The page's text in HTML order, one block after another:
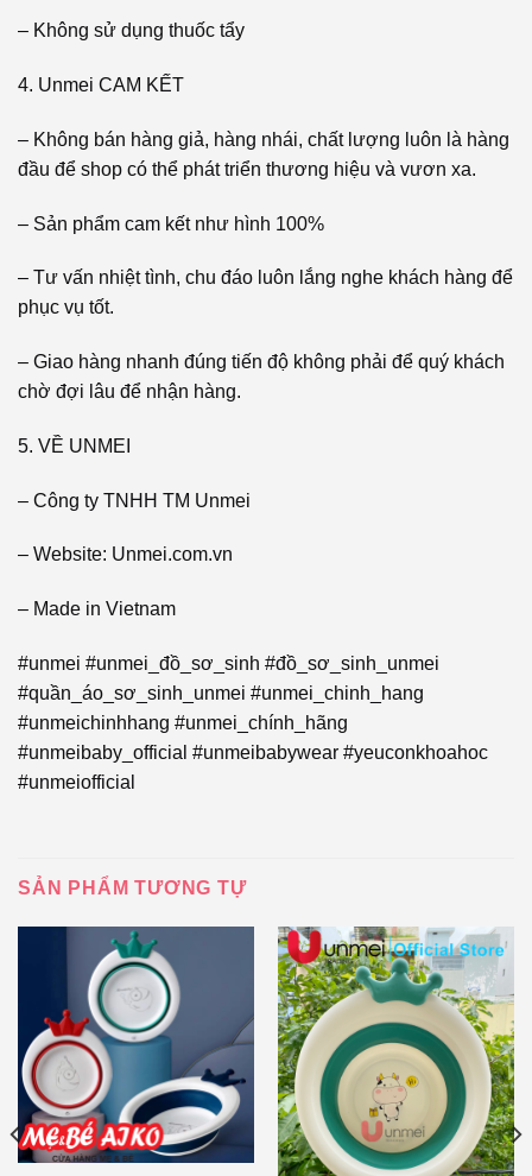
– Không sử dụng thuốc tẩy
4. Unmei CAM KẾT
– Không bán hàng giả, hàng nhái, chất lượng luôn là hàng
đầu để shop có thể phát triển thương hiệu và vươn xa.
– Sản phẩm cam kết như hình 100%
– Tư vấn nhiệt tình, chu đáo luôn lắng nghe khách hàng để
phục vụ tốt.
– Giao hàng nhanh đúng tiến độ không phải để quý khách
chờ đợi lâu để nhận hàng.
5. VỀ UNMEI
– Công ty TNHH TM Unmei
– Website: Unmei.com.vn
– Made in Vietnam
#unmei #unmei_đồ_sơ_sinh #đồ_sơ_sinh_unmei
#quần_áo_sơ_sinh_unmei #unmei_chinh_hang
#unmeichinhhang #unmei_chính_hãng
#unmeibaby_official #unmeibabywear #yeuconkhoahoc
#unmeiofficial
SẢN PHẨM TƯƠNG TỰ